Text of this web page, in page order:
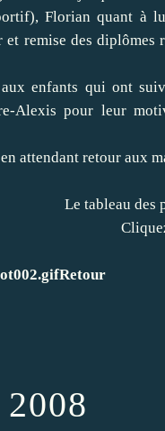
Florian quant à
remise des diplômes
enfants qui ont
Alexis pour leur
attendant retour aux
Le tableau des
Retour